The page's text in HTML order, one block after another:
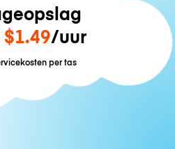
$1.49/uur
per tas